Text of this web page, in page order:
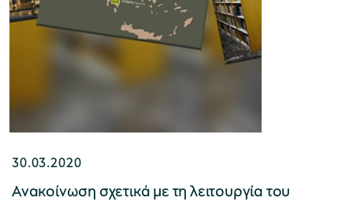
30.03.2020
Ανακοίνωση σχετικά με τη λειτουργία του